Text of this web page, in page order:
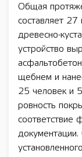
Общая
составляет 27
древесно-
устройство
щебнем и
25 человек и
ровность
соответствие